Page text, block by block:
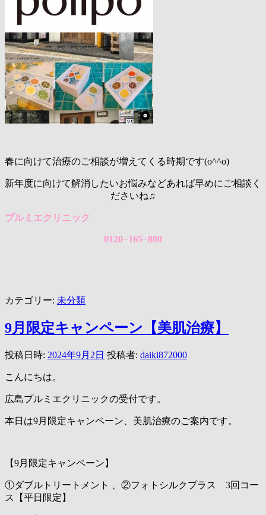
春に向けて治療のご相談が増えてくる時期です(o^^o)
新年度に向けて解消したいお悩みなどあれば早めにご相談く
ださいね♫
プルミエクリニック
0120−165−800
カテゴリー: 未分類
9月限定キャンペーン【美肌治療】
投稿日時: 2024年9月2日 投稿者: daiki872000
こんにちは。
広島プルミエクリニックの受付です。
本日は9月限定キャンペーン、美肌治療のご案内です。
【9月限定キャンペーン】
①ダブルトリートメント 、②フォトシルクプラス 3回コー
ス【平日限定】